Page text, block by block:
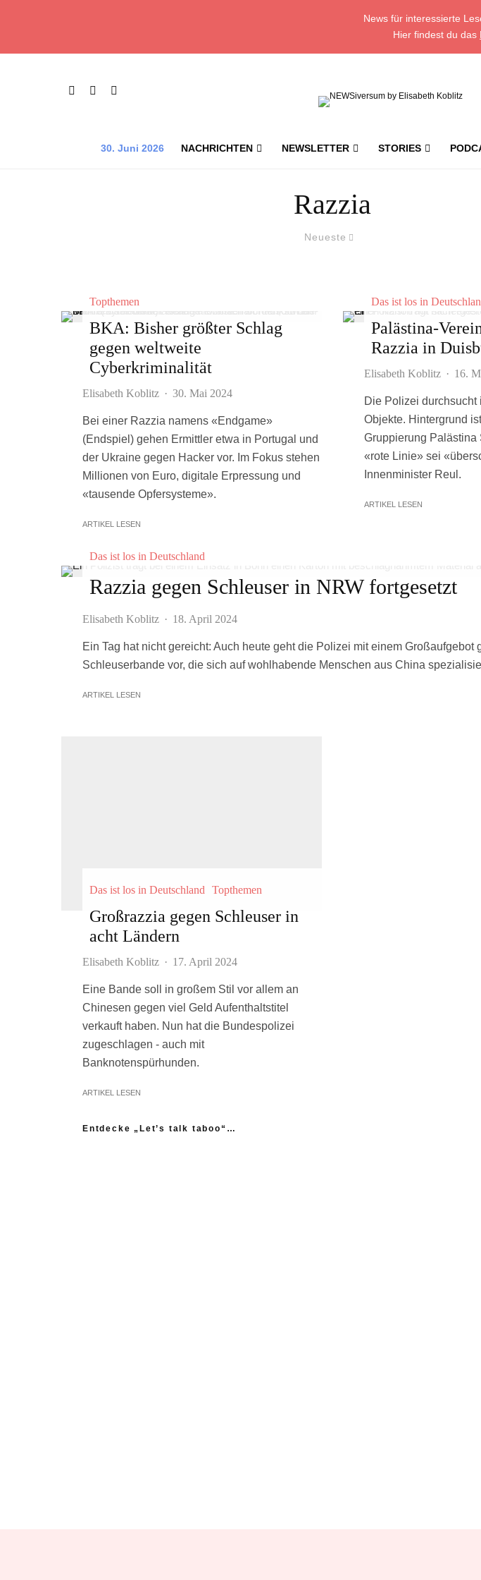
News für interessierte
Hier findest du das
30. Juni 2026 NACHRICHTEN NEWSLETTER STORIES
Razzia
Neueste
Topthemen
BKA: Bisher größter Schlag
gegen weltweite
Cyberkriminalität
Elisabeth Koblitz · 30. Mai 2024
Bei einer Razzia namens «Endgame»
(Endspiel) gehen Ermittler etwa in Portugal und
der Ukraine gegen Hacker vor. Im Fokus stehen
Millionen von Euro, digitale Erpressung und
«tausende Opfersysteme».
ARTIKEL LESEN
Das ist los in
Palästina-
Razzia in
Elisabeth Koblitz · 16.
Die Polizei
Objekte. Hintergrund
Gruppierung
«rote Linie» sei
Innenminister Reul.
ARTIKEL LESEN
Das ist los in Deutschland
Razzia gegen Schleuser in NRW fortgesetzt
Elisabeth Koblitz · 18. April 2024
Ein Tag hat nicht gereicht: Auch heute geht die Polizei mit einem Großaufgebot
Schleuserbande vor, die sich auf wohlhabende Menschen aus China
ARTIKEL LESEN
Das ist los in Deutschland Topthemen
Großrazzia gegen Schleuser in
acht Ländern
Elisabeth Koblitz · 17. April 2024
Eine Bande soll in großem Stil vor allem an
Chinesen gegen viel Geld Aufenthaltstitel
verkauft haben. Nun hat die Bundespolizei
zugeschlagen - auch mit
Banknotenspürhunden.
ARTIKEL LESEN
Entdecke „Let’s talk taboo“…